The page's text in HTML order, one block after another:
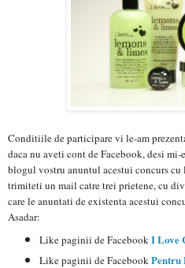
Conditiile de participare vi le-am
daca nu aveti cont de Facebook, desi mi-
blogul vostru anuntul acestui concurs
trimiteti un mail catre trei prietene, cu
care le anuntati de existenta acestui
Asadar:
Like paginii de FacebookI Love
Like paginii de FacebookPentru